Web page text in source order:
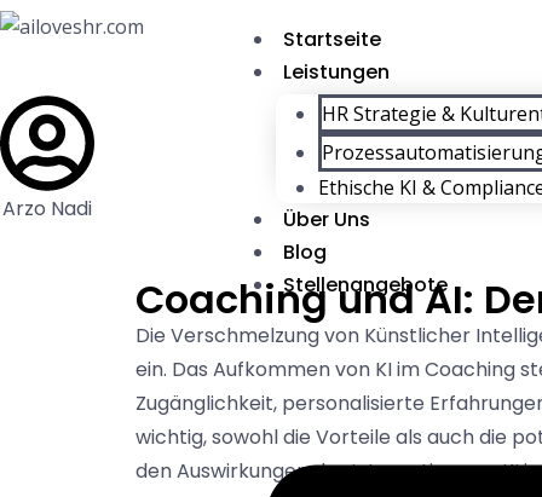
Startseite
Leistungen
HR Strategie &
Ethische KI &
Über Uns
Blog
Stellenangebote
Arzo Nadi
Coaching und AI:
Die Verschmelzung von Künstlicher
ein. Das Aufkommen von KI im Coaching
Zugänglichkeit, personalisierte
wichtig, sowohl die Vorteile als auch die
den Auswirkungen der Integration von KI